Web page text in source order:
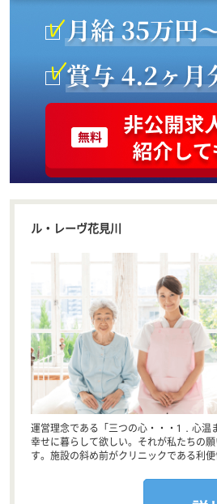
ル・レーヴ花見川
運営理念である「三つの心・・・1．心温
幸せに暮らして欲しい。それが私たちの
す。施設の斜め前がクリニックである利